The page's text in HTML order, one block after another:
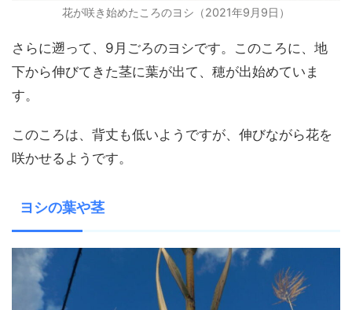
花が咲き始めたころのヨシ（2021年9月9日）
さらに遡って、9月ごろのヨシです。このころに、地
下から伸びてきた茎に葉が出て、穂が出始めていま
す。
このころは、背丈も低いようですが、伸びながら花を
咲かせるようです。
ヨシの葉や茎